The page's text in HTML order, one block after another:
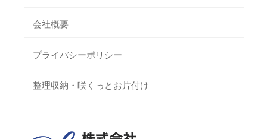
会社概要
プライバシーポリシー
整理収納・咲くっとお片付け